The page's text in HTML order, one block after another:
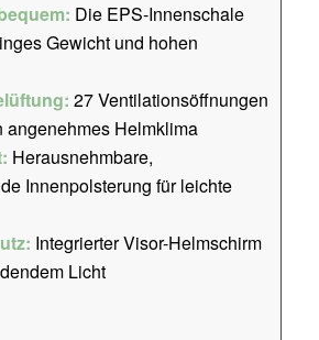
Die EPS-Innenschale
Gewicht und hohen
27 Ventilationsöffnungen
angenehmes Helmklima
Herausnehmbare,
Innenpolsterung für leichte
Integrierter Visor-Helmschirm
Licht